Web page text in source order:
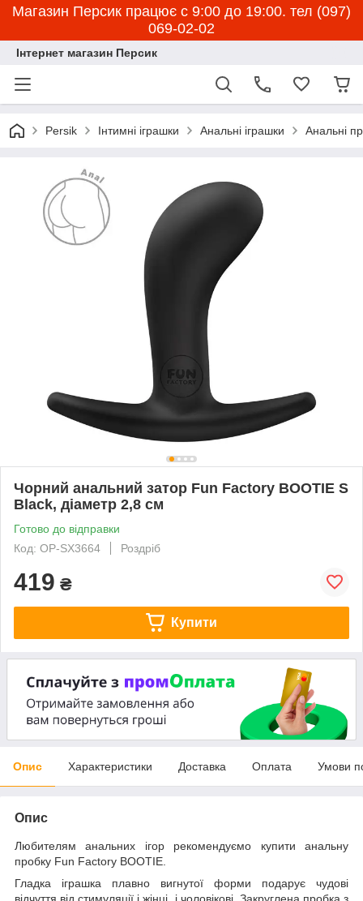
Магазин Персик працює с 9:00 до 19:00. тел (097)
069-02-02
Інтернет магазин Персик
Persik Інтимні іграшки Анальні іграшки Анальні
Чорний анальний затор Fun Factory BOOTIE S
Black, діаметр 2,8 см
Готово до відправки
Код: OP-SX3664
Роздріб
419 ₴
Купити
Опис Характеристики Доставка Оплата Умови
Опис
Любителям анальних ігор рекомендуємо купити анальну
пробку Fun Factory BOOTIE.
Гладка іграшка плавно вигнутої форми подарує чудові